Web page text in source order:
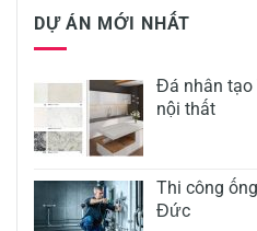
DỰ ÁN MỚI NHẤT
Đá nhân tạo
nội thất
Thi công
Đức